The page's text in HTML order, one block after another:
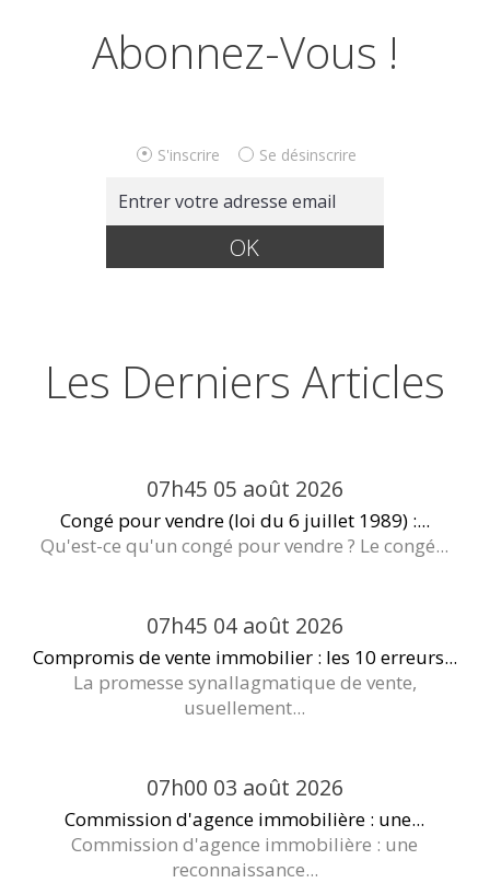
Abonnez-Vous !
S'inscrire Se désinscrire
Les Derniers Articles
07h45 05 août 2026
Congé pour vendre (loi du 6 juillet 1989) :...
Qu'est-ce qu'un congé pour vendre ? Le congé...
07h45 04 août 2026
Compromis de vente immobilier : les 10 erreurs...
La promesse synallagmatique de vente,
usuellement...
07h00 03 août 2026
Commission d'agence immobilière : une...
Commission d'agence immobilière : une
reconnaissance...